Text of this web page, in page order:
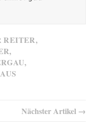
REITER,
,
,
Nächster Artikel →